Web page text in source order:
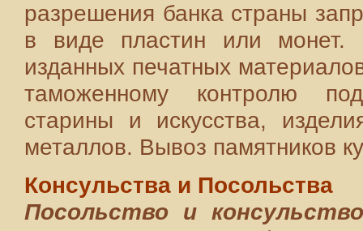
разрешения банка страны
в виде пластин или монет.
изданных печатных
таможенному контролю
старины и искусства,
металлов. Вывоз памятников
Консульства и Посольства
Посольство и